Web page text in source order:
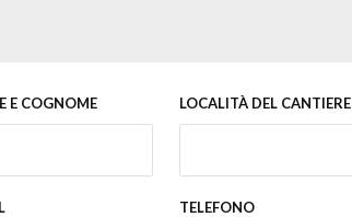
E COGNOME LOCALITÀ DEL CANTIERE
TELEFONO